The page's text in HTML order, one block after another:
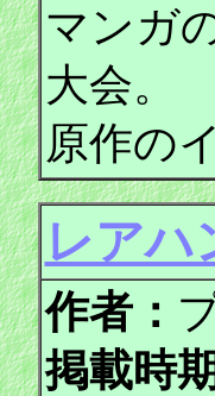
マンガ
大会。
原作の
レアハ
作者：
掲載時